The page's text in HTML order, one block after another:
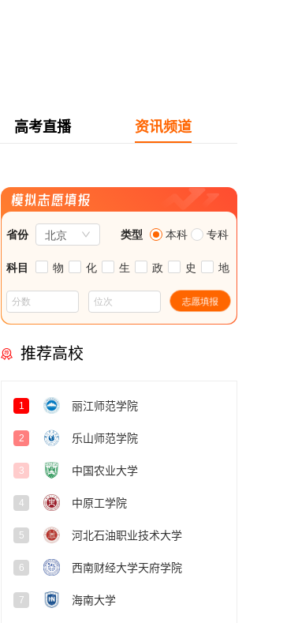
高考直播 资讯频道
推荐高校
1 丽江师范学院
2 乐山师范学院
3 中国农业大学
4 中原工学院
5 河北石油职业技术大学
6 西南财经大学天府学院
7 海南大学